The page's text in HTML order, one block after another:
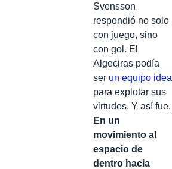
Svensson
respondió no solo
con juego, sino
con gol. El
Algeciras podía
ser un equipo ideal
para explotar sus
virtudes. Y así fue.
En un
movimiento al
espacio de
dentro hacia